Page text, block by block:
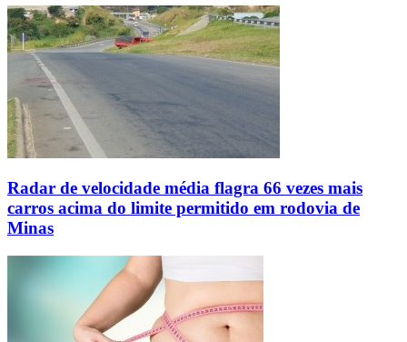
Radar de velocidade média flagra 66 vezes mais
carros acima do limite permitido em rodovia de
Minas